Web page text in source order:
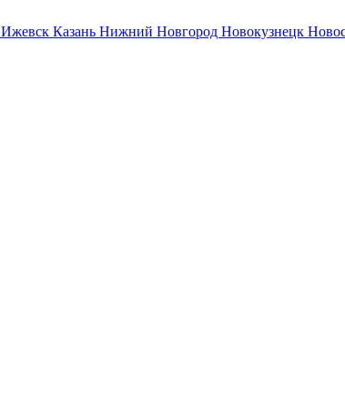
Ижевск Казань Нижний Новгород Новокузнецк